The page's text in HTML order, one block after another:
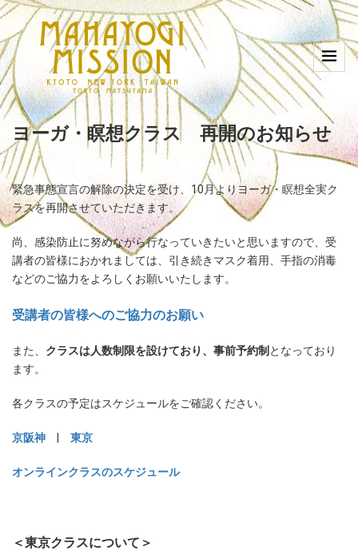
ヨーガ・瞑想クラス 再開のお知らせ
緊急事態宣言の解除の決定を受け、10月よりヨーガ・瞑想全実ク
ラスを再開させていただきます。
尚、感染防止に努めながら行なっていきたいと思いますので、受
講者の皆様におかれましては、引き続きマスク着用、手指の消毒
などのご協力をよろしくお願いいたします。
受講者の皆様へのご協力のお願い
また、 クラスは人数制限を設けており、事前予約制 となっており
ます。
各クラスの予定はスケジュールをご確認ください。
京阪神 東京
オンラインクラスのスケジュール
＜東京クラスについて＞